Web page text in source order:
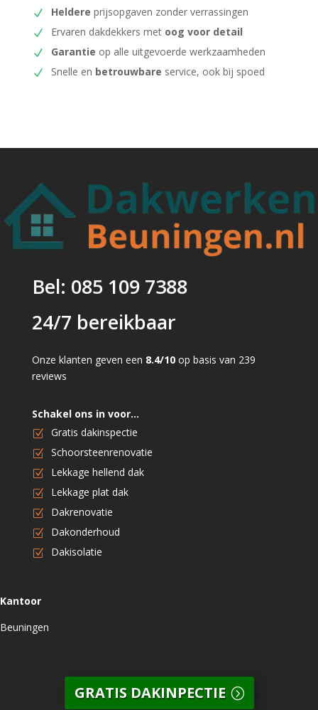
Heldere prijsopgaven zonder verrassingen
Ervaren dakdekkers met oog voor detail
Garantie op alle uitgevoerde werkzaamheden
Snelle en betrouwbare service, ook bij spoed
Bel: 085 109 7388
24/7 bereikbaar
Onze klanten geven een 8.4/10 op basis van 239
reviews
Schakel ons in voor…
Gratis dakinspectie
Schoorsteenrenovatie
Lekkage hellend dak
Lekkage plat dak
Dakrenovatie
Dakonderhoud
Dakisolatie
Kantoor
Beuningen
GRATIS DAKINPECTIE